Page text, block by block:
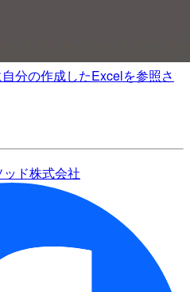
分の作成したExcelを参照さ
ッド株式会社